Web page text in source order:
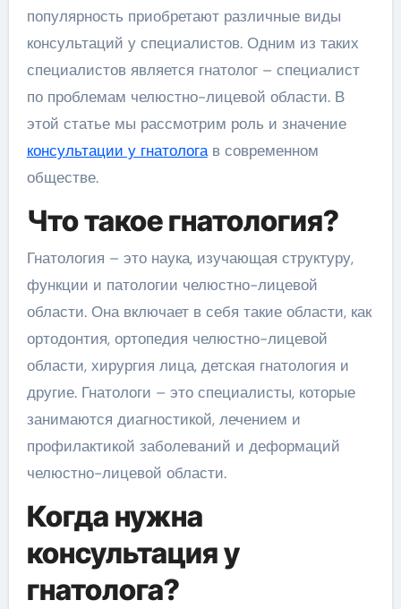
популярность приобретают различные виды
консультаций у специалистов. Одним из таких
специалистов является гнатолог – специалист
по проблемам челюстно-лицевой области. В
этой статье мы рассмотрим роль и значение
консультации у гнатологав современном
обществе.
Что такое гнатология?
Гнатология – это наука, изучающая структуру,
функции и патологии челюстно-лицевой
области. Она включает в себя такие области, как
ортодонтия, ортопедия челюстно-лицевой
области, хирургия лица, детская гнатология и
другие. Гнатологи – это специалисты, которые
занимаются диагностикой, лечением и
профилактикой заболеваний и деформаций
челюстно-лицевой области.
Когда нужна
консультация у
гнатолога?